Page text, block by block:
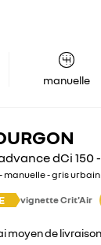
manuelle
dCi 150
manuelle - gris urbain
E vignette Crit'Air
moyen de